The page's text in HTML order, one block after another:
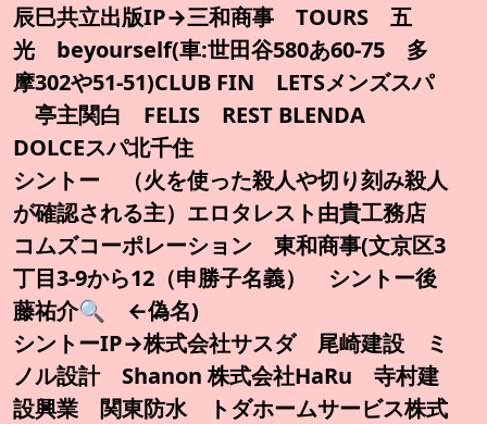
辰巳共立出版IP→三和商事 TOURS 五
光 beyourself(車:世田谷580あ60-75 多
摩302や51-51)CLUB FIN LETSメンズスパ
亭主関白 FELIS REST BLENDA
DOLCEスパ北千住
シントー （火を使った殺人や切り刻み殺人
が確認される主）エロタレスト由貴工務店
コムズコーポレーション 東和商事(文京区3
丁目3-9から12（申勝子名義） シントー後
藤祐介🔍️ ←偽名)
シントーIP→株式会社サスダ 尾崎建設 ミ
ノル設計 Shanon 株式会社HaRu 寺村建
設興業 関東防水 トダホームサービス株式